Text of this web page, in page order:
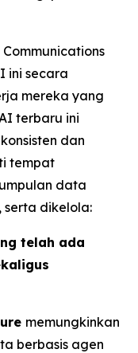
ini secara
mereka yang
terbaru ini
dan
tempat
data
dikelola:
telah ada
memungkinkan
berbasis agen